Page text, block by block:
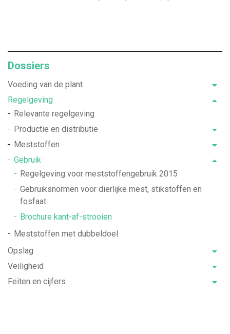
Dossiers
Voeding van de plant
Regelgeving
Relevante regelgeving
Productie en distributie
Meststoffen
Gebruik
Regelgeving voor meststoffengebruik 2015
Gebruiksnormen voor dierlijke mest, stikstoffen en
fosfaat
Brochure kant-af-strooien
Meststoffen met dubbeldoel
Opslag
Veiligheid
Feiten en cijfers